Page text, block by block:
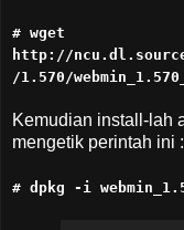
# wget
http://
/1.570/
Kemudian install-lah
mengetik perintah ini :
# dpkg -i